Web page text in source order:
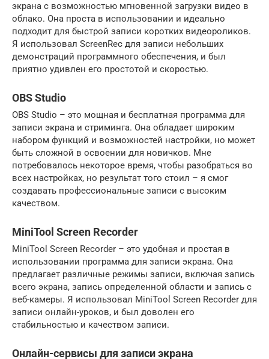
экрана с возможностью мгновенной загрузки видео в
облако. Она проста в использовании и идеально
подходит для быстрой записи коротких видеороликов.
Я использовал ScreenRec для записи небольших
демонстраций программного обеспечения, и был
приятно удивлен его простотой и скоростью.
OBS Studio
OBS Studio – это мощная и бесплатная программа для
записи экрана и стриминга. Она обладает широким
набором функций и возможностей настройки, но может
быть сложной в освоении для новичков. Мне
потребовалось некоторое время, чтобы разобраться во
всех настройках, но результат того стоил – я смог
создавать профессиональные записи с высоким
качеством.
MiniTool Screen Recorder
MiniTool Screen Recorder – это удобная и простая в
использовании программа для записи экрана. Она
предлагает различные режимы записи, включая запись
всего экрана, запись определенной области и запись с
веб-камеры. Я использовал MiniTool Screen Recorder для
записи онлайн-уроков, и был доволен его
стабильностью и качеством записи.
Онлайн-сервисы для записи экрана